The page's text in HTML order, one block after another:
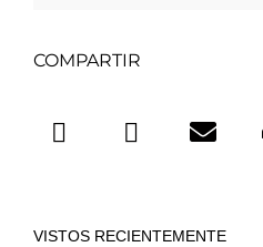
COMPARTIR
VISTOS RECIENTEMENTE